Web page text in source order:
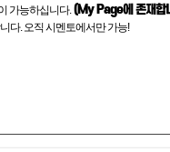
가능하십니다.(My Page에 존재합
다. 오직 시멘토에서만 가능!